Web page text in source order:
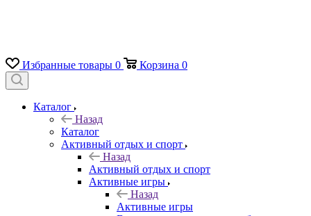
Избранные товары 0 Корзина 0
Каталог
Назад
Каталог
Активный отдых и спорт
Назад
Активный отдых и спорт
Активные игры
Назад
Активные игры